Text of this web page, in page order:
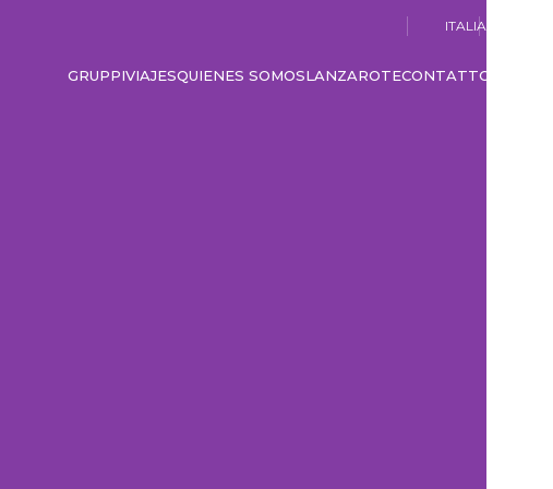
ITALIANO
GRUPPIVIAJESQUIENES SOMOSLANZAROTECONTATTO